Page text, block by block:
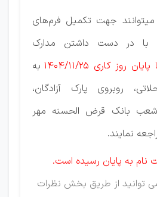
جهت تکمیل فرم‌های
با در دست داشتن مدارک
پایان روز کاری 1404/11/25
به
روبروی پارک آزادگان،
بانک قرض الحسنه مهر
نمایند.
نام به پایان رسیده است.
توانید از طریق بخش نظرات